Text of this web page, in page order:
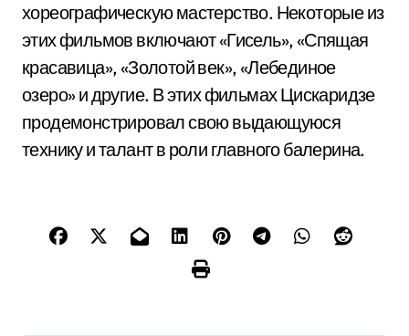
хореографическую мастерство. Некоторые из
этих фильмов включают «Гисель», «Спящая
красавица», «Золотой век», «Лебединое
озеро» и другие. В этих фильмах Цискаридзе
продемонстрировал свою выдающуюся
технику и талант в роли главного балерина.